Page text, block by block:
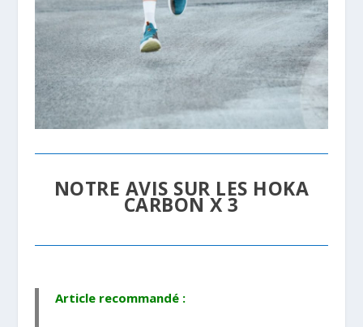
NOTRE AVIS SUR LES HOKA
CARBON X 3
Article recommandé :